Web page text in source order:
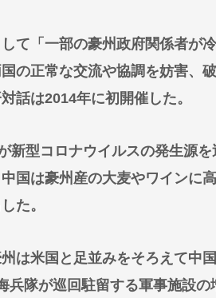
ま逃げ切れるのか
て「一部の豪州政府関係者が
の正常な交流や協調を妨害、
話は2014年に初開催した。
新型コロナウイルスの発生源を
国は豪州産の大麦やワインに
た。
は米国と足並みをそろえて中
兵隊が巡回駐留する軍事施設の